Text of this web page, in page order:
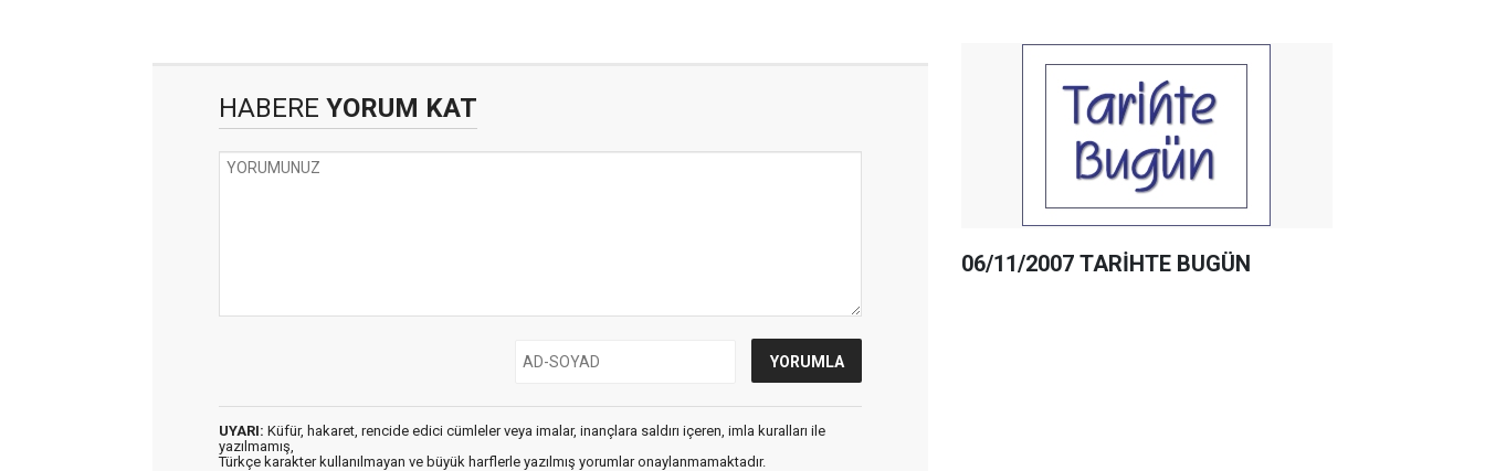
HABERE YORUM KAT
UYARI: Küfür, hakaret, rencide edici cümleler veya imalar, inançlara saldırı içeren, imla kuralları ile
yazılmamış,
Türkçe karakter kullanılmayan ve büyük harflerle yazılmış yorumlar onaylanmamaktadır.
06/11/2007 TARİHTE BUGÜN